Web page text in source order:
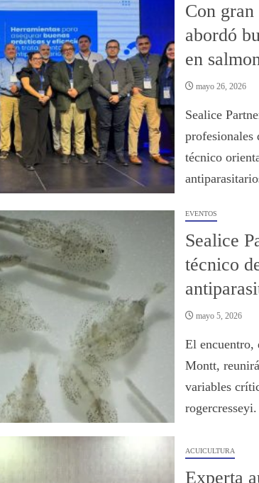
Con
abordó
en
mayo 26, 2026
Sealice
profesionales
técnico
EVENTOS
Sealice
técnico
mayo 5, 2026
El encuentro,
Montt,
variables
rogercresseyi.
ACUICULTURA
Experta